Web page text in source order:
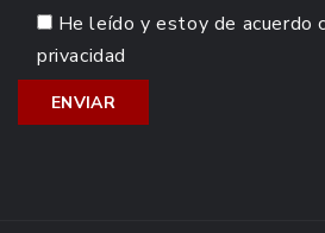
He leído y estoy de acuerdo
privacidad